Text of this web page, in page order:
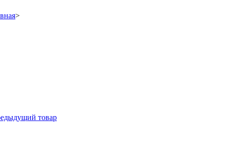
>
товар